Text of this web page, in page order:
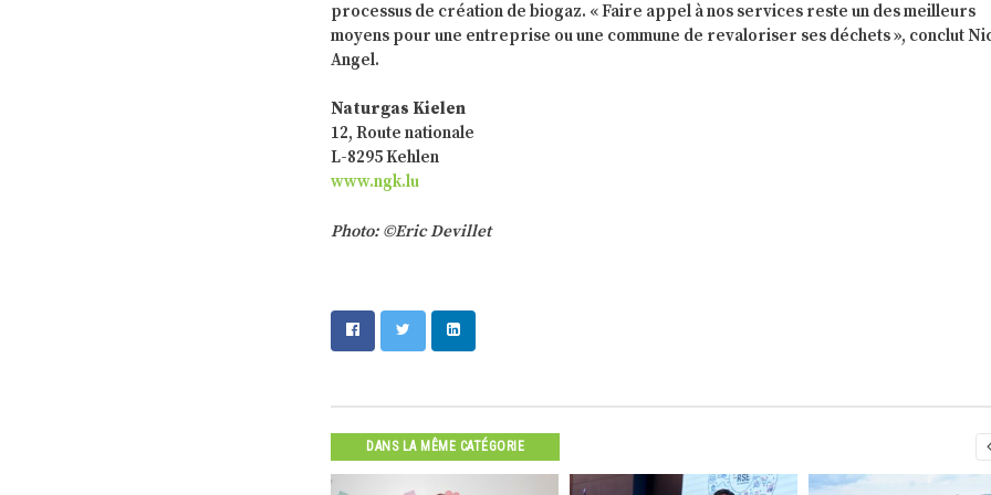
processus de création de biogaz. « Faire appel à nos services reste un des meilleurs
moyens pour une entreprise ou une commune de revaloriser ses déchets », conclut
Angel.
Naturgas Kielen
12, Route nationale
L-8295 Kehlen
www.ngk.lu
Photo: ©Eric Devillet
DANS LA MÊME CATÉGORIE 